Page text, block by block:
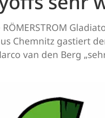
Chemnitz gastiert
van den Berg